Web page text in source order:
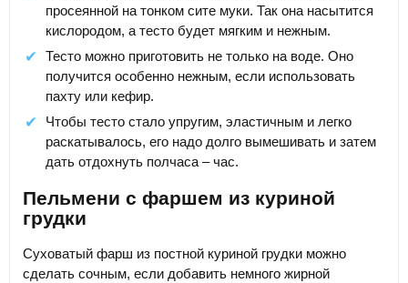
просеянной на тонком сите муки. Так она насытится
кислородом, а тесто будет мягким и нежным.
Тесто можно приготовить не только на воде. Оно
получится особенно нежным, если использовать
пахту или кефир.
Чтобы тесто стало упругим, эластичным и легко
раскатывалось, его надо долго вымешивать и затем
дать отдохнуть полчаса – час.
Пельмени с фаршем из куриной
грудки
Суховатый фарш из постной куриной грудки можно
сделать сочным, если добавить немного жирной